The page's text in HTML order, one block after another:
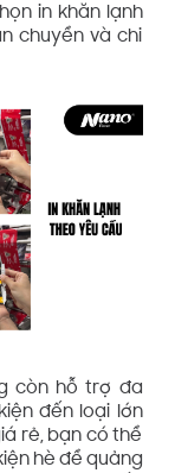
in khăn lạnh
chuyển và chi
còn hỗ trợ đa
đến loại lớn
rẻ, bạn có thể
hè để quảng